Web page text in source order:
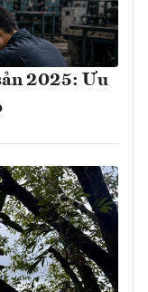
2025: Ưu